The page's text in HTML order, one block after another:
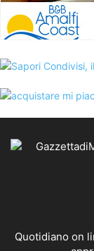
Quotidiano on